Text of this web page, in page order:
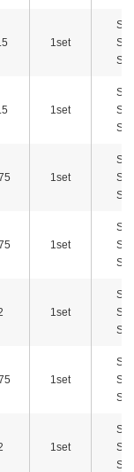
1set
1set
1set
1set
1set
1set
1set